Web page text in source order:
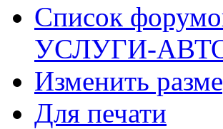
Список
УСЛУГИ-
Изменить
Для печати